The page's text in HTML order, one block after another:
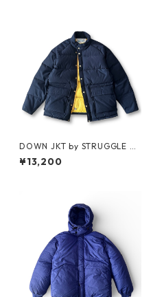
DOWN JKT by STRUGGLE G
EAR
¥13,200